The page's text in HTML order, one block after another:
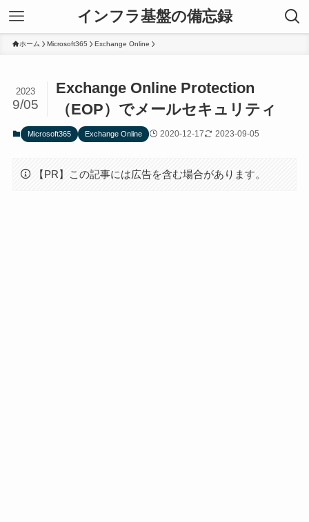
インフラ基盤の備忘録
ホーム Microsoft365 Exchange Online
Exchange Online Protection
（EOP）でメールセキュリティ
2023
9/05
Microsoft365 Exchange Online 2020-12-17 2023-09-05
【PR】この記事には広告を含む場合があります。